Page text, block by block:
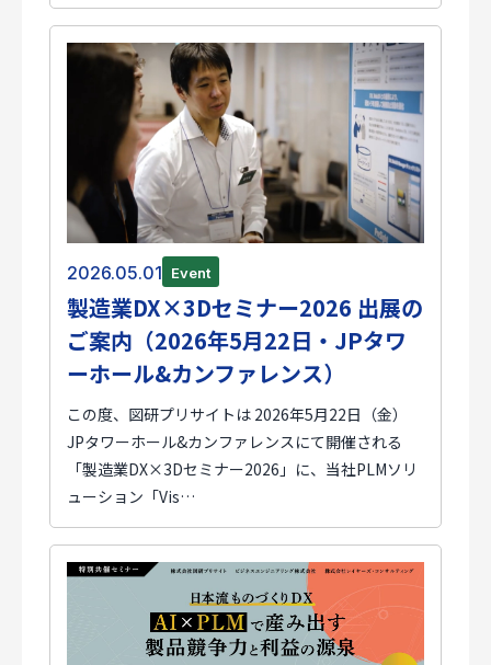
2026.05.01 Event
製造業DX×3Dセミナー2026 出展の
ご案内（2026年5月22日・JPタワ
ーホール&カンファレンス）
この度、図研プリサイトは 2026年5月22日（金）
JPタワーホール&カンファレンスにて開催される
「製造業DX×3Dセミナー2026」に、当社PLMソリ
ューション「Vis…